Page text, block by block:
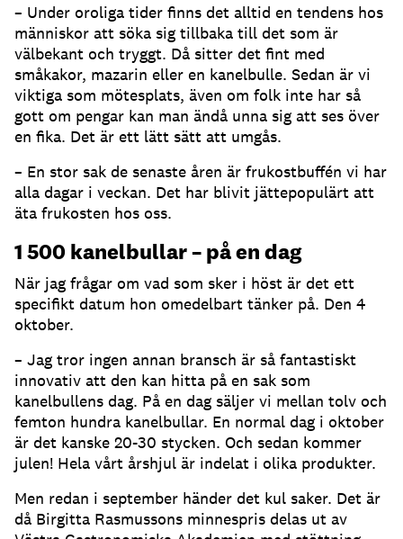
– Under oroliga tider finns det alltid en tendens hos
människor att söka sig tillbaka till det som är
välbekant och tryggt. Då sitter det fint med
småkakor, mazarin eller en kanelbulle. Sedan är vi
viktiga som mötesplats, även om folk inte har så
gott om pengar kan man ändå unna sig att ses över
en fika. Det är ett lätt sätt att umgås.
– En stor sak de senaste åren är frukostbuffén vi har
alla dagar i veckan. Det har blivit jättepopulärt att
äta frukosten hos oss.
1 500 kanelbullar – på en dag
När jag frågar om vad som sker i höst är det ett
specifikt datum hon omedelbart tänker på. Den 4
oktober.
– Jag tror ingen annan bransch är så fantastiskt
innovativ att den kan hitta på en sak som
kanelbullens dag. På en dag säljer vi mellan tolv och
femton hundra kanelbullar. En normal dag i oktober
är det kanske 20-30 stycken. Och sedan kommer
julen! Hela vårt årshjul är indelat i olika produkter.
Men redan i september händer det kul saker. Det är
då Birgitta Rasmussons minnespris delas ut av